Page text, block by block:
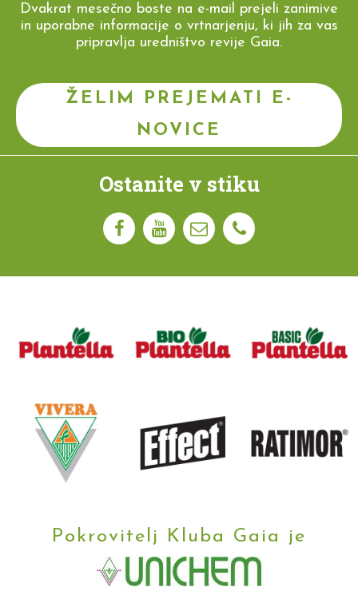
Dvakrat mesečno boste na e-mail prejeli zanimive
in uporabne informacije o vrtnarjenju, ki jih za vas
pripravlja uredništvo revije Gaia.
ŽELIM PREJEMATI E-
NOVICE
Ostanite v stiku
Pokrovitelj Kluba Gaia je